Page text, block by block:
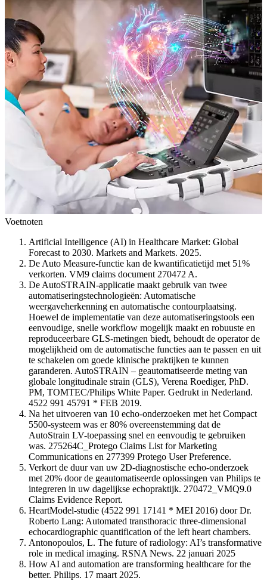
Voetnoten
Artificial Intelligence (AI) in Healthcare Market: Global
Forecast to 2030. Markets and Markets. 2025.
De Auto Measure-functie kan de kwantificatietijd met 51%
verkorten. VM9 claims document 270472 A.
De AutoSTRAIN-applicatie maakt gebruik van twee
automatiseringstechnologieën: Automatische
weergaveherkenning en automatische contourplaatsing.
Hoewel de implementatie van deze automatiseringstools een
eenvoudige, snelle workflow mogelijk maakt en robuuste en
reproduceerbare GLS-metingen biedt, behoudt de operator de
mogelijkheid om de automatische functies aan te passen en uit
te schakelen om goede klinische praktijken te kunnen
garanderen. AutoSTRAIN – geautomatiseerde meting van
globale longitudinale strain (GLS), Verena Roediger, PhD.
PM, TOMTEC/Philips White Paper. Gedrukt in Nederland.
4522 991 45791 * FEB 2019.
Na het uitvoeren van 10 echo-onderzoeken met het Compact
5500-systeem was er 80% overeenstemming dat de
AutoStrain LV-toepassing snel en eenvoudig te gebruiken
was. 275264C_Protego Claims List for Marketing
Communications en 277399 Protego User Preference.
Verkort de duur van uw 2D‑diagnostische echo‑onderzoek
met 20% door de geautomatiseerde oplossingen van Philips te
integreren in uw dagelijkse echopraktijk. 270472_VMQ9.0
Claims Evidence Report.
HeartModel-studie (4522 991 17141 * MEI 2016) door Dr.
Roberto Lang: Automated transthoracic three-dimensional
echocardiographic quantification of the left heart chambers.
Antonopoulos, L. The future of radiology: AI’s transformative
role in medical imaging. RSNA News. 22 januari 2025
How AI and automation are transforming healthcare for the
better. Philips. 17 maart 2025.